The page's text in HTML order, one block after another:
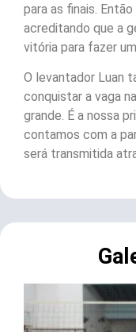
para as finais.
acreditando que a
vitória para fazer
O levantador Luan
conquistar a vaga
grande. É a nossa
contamos com a
será transmitida